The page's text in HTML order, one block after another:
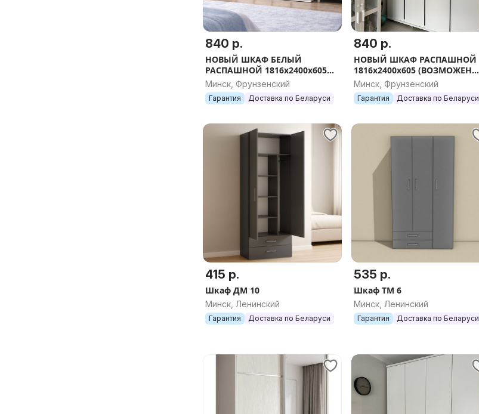
840 р.
НОВЫЙ ШКАФ БЕЛЫЙ
РАСПАШНОЙ 1816х2400х605
(ВОЗМОЖЕН ВЫБОР
НАПОЛНЕНИЯ/РАЗМЕРА/
ЦВЕТА)
Минск, Фрунзенский
Гарантия Доставка по Беларуси
840 р.
НОВЫЙ ШКАФ РАСПАШНОЙ
1816х2400х605 (ВОЗМОЖЕН
ВЫБОР НАПОЛНЕНИЯ/
РАЗМЕРА/ ЦВЕТА)
Минск, Фрунзенский
Гарантия Доставка по Беларуси
415 р.
Шкаф ДМ 10
Минск, Ленинский
Гарантия Доставка по Беларуси
535 р.
Шкаф ТМ 6
Минск, Ленинский
Гарантия Доставка по Беларуси